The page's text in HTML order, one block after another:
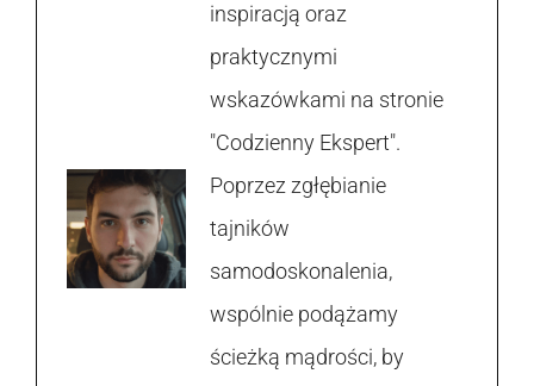
inspiracją oraz
praktycznymi
wskazówkami na stronie
"Codzienny Ekspert".
Poprzez zgłębianie
tajników
samodoskonalenia,
wspólnie podążamy
ścieżką mądrości, by